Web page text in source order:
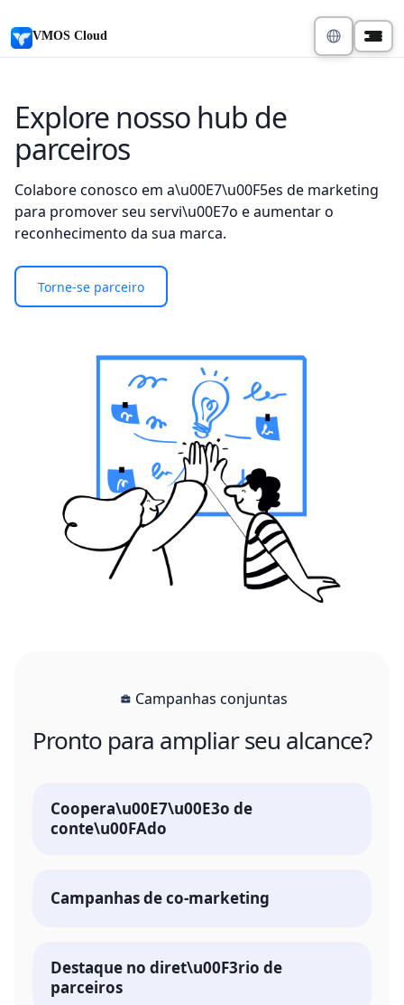
VMOS Cloud
Explore nosso hub de
parceiros
Colabore conosco em a\u00E7\u00F5es de marketing
para promover seu servi\u00E7o e aumentar o
reconhecimento da sua marca.
Torne-se parceiro
Campanhas conjuntas
Pronto para ampliar seu alcance?
Coopera\u00E7\u00E3o de
conte\u00FAdo
Campanhas de co-marketing
Destaque no diret\u00F3rio de
parceiros